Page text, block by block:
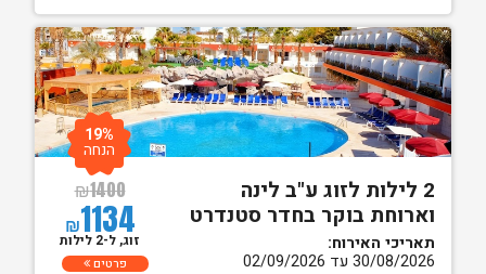
2 לילות לזוג ע"ב לינה
וארוחת בוקר בחדר סטנדרט
תאריכי האירוח:
30/08/2026 עד 02/09/2026
₪1400
₪1134
19%
הנחה
זוג, ל-2 לילות
פרטים